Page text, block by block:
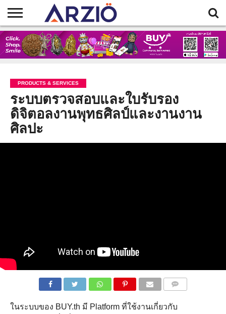
HOME
BLOG
AR
GALLERY
ART
TOY
BUDDHA
ART
EVENTS
JEWELRY
PLATFORMS
PRODUCTS
& SERVICES
PRODUCTS & SERVICES
ระบบตรวจสอบและใบรับรอง
ดิจิตอลงานพุทธศิลป์และงานงาน
ศิลปะ
ในระบบของ BUY.th มี Platform ที่ใช้งานเกี่ยวกับ